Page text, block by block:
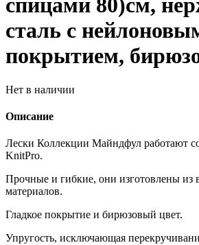
спицами 80)см,
сталь с
покрытием,
Нет в наличии
Описание
Лески Коллекции Майндфул работают
KnitPro.
Прочные и гибкие, они изготовлены из
материалов.
Гладкое покрытие и бирюзовый цвет.
Упругость, исключающая